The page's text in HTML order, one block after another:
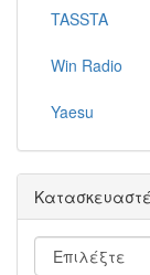
TASSTA
Win Radio
Yaesu